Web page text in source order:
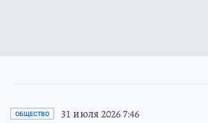
ОБЩЕСТВО 31 июля 2026 7:46